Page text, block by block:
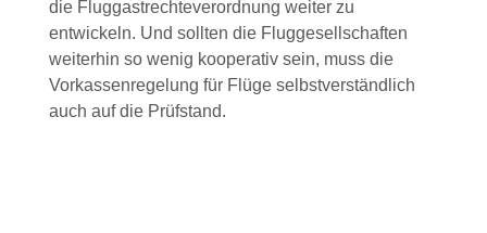
die Fluggastrechteverordnung weiter zu
entwickeln. Und sollten die Fluggesellschaften
weiterhin so wenig kooperativ sein, muss die
Vorkassenregelung für Flüge selbstverständlich
auch auf die Prüfstand.